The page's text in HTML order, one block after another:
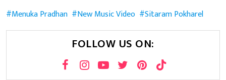
Menuka Pradhan New Music Video Sitaram Pokharel
FOLLOW US ON: